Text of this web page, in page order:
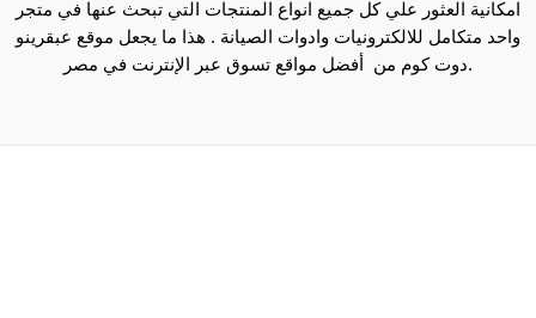
امكانية العثور علي كل جميع انواع المنتجات التي تبحث عنها في متجر
واحد متكامل للالكترونيات وادوات الصيانة . هذا ما يجعل موقع عبقرينو